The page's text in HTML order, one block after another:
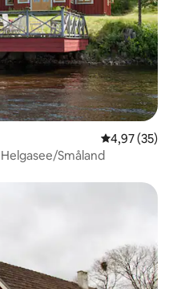
4,97 (35)
Småland